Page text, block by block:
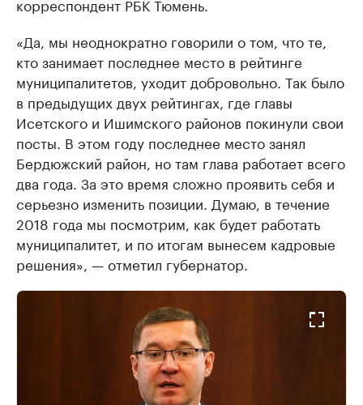
«Да, мы неоднократно говорили о том, что те,
кто занимает последнее место в рейтинге
муниципалитетов, уходит добровольно. Так было
в предыдущих двух рейтингах, где главы
Исетского и Ишимского районов покинули свои
посты. В этом году последнее место занял
Бердюжский район, но там глава работает всего
два года. За это время сложно проявить себя и
серьезно изменить позиции. Думаю, в течение
2018 года мы посмотрим, как будет работать
муниципалитет, и по итогам вынесем кадровые
решения», — отметил губернатор.